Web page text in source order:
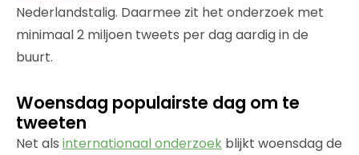
Nederlandstalig. Daarmee zit het onderzoek met
minimaal 2 miljoen tweets per dag aardig in de
buurt.
Woensdag populairste dag om te
tweeten
Net als internationaal onderzoek blijkt woensdag de